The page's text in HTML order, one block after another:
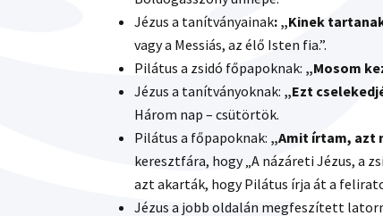
Jézus a tanítványainak: „Kinek
vagy a Messiás, az élő Isten fia.”.
Pilátus a zsidó főpapoknak: „Mosom
Jézus a tanítványoknak: „Ezt
Három nap – csütörtök.
Pilátus a főpapoknak: „Amit írtam, azt
keresztfára, hogy „A názáreti Jézus, a
azt akarták, hogy Pilátus írja át a
Jézus a jobb oldalán megfeszített